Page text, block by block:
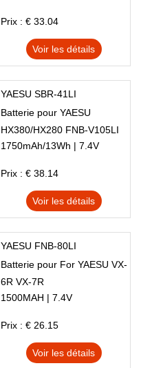
Prix : € 33.04
Voir les détails
YAESU SBR-41LI
Batterie pour YAESU
HX380/HX280 FNB-V105LI
1750mAh/13Wh | 7.4V
Prix : € 38.14
Voir les détails
YAESU FNB-80LI
Batterie pour For YAESU VX-
6R VX-7R
1500MAH | 7.4V
Prix : € 26.15
Voir les détails